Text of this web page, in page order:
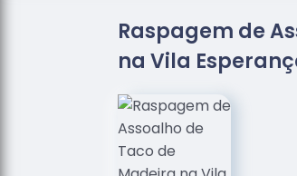
Raspagem de
na Vila